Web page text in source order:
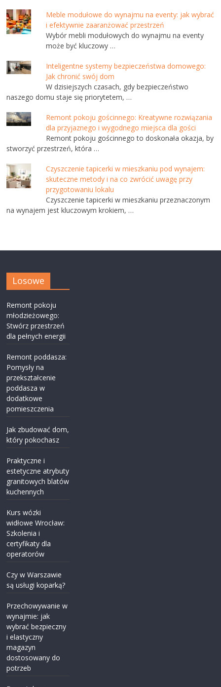
Meble modułowe do wynajmu na eventy: jak wybrać
i efektywnie zaaranżować przestrzeń
Wybór mebli modułowych do wynajmu na eventy
może być kluczowy …
Inteligentne systemy bezpieczeństwa domowego:
Jak chronić swój dom
W dzisiejszych czasach, gdy bezpieczeństwo
naszego domu staje się priorytetem, …
Remont pokoju gościnnego: Kreatywne rozwiązania
dla przyjaznego i wygodnego miejsca dla gości
Remont pokoju gościnnego to doskonała okazja, by
stworzyć przestrzeń, która …
Czyszczenie tapicerki w mieszkaniu pod wynajem:
skuteczne metody i na co zwrócić uwagę przy
przygotowaniu lokalu
Czyszczenie tapicerki w mieszkaniu przeznaczonym
na wynajem jest kluczowym krokiem, …
Losowe
Remont pokoju
młodzieżowego:
Stwórz przestrzeń
dla pełnych energii
Remont poddasza:
Pomysły na
przekształcenie
poddasza w
dodatkowe
pomieszczenia
Jak zbudować dom,
który pokochasz
Praktyczne i
estetyczne atrybuty
granitowych blatów
kuchennych
Kurs wózki
widłowe Wrocław:
Szkolenia i
certyfikaty dla
operatorów
Czy w Warszawie
są usługi koparką?
Przechowywanie w
wynajmie: jak
wybrać bezpieczny
i elastyczny
magazyn
dostosowany do
potrzeb